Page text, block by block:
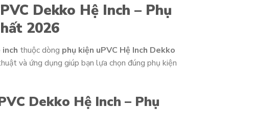
Dekko Hệ Inch – Phụ
2026
thuộc dòng phụ kiện uPVC Hệ Inch Dekko
và ứng dụng giúp bạn lựa chọn đúng phụ kiện
Dekko Hệ Inch – Phụ